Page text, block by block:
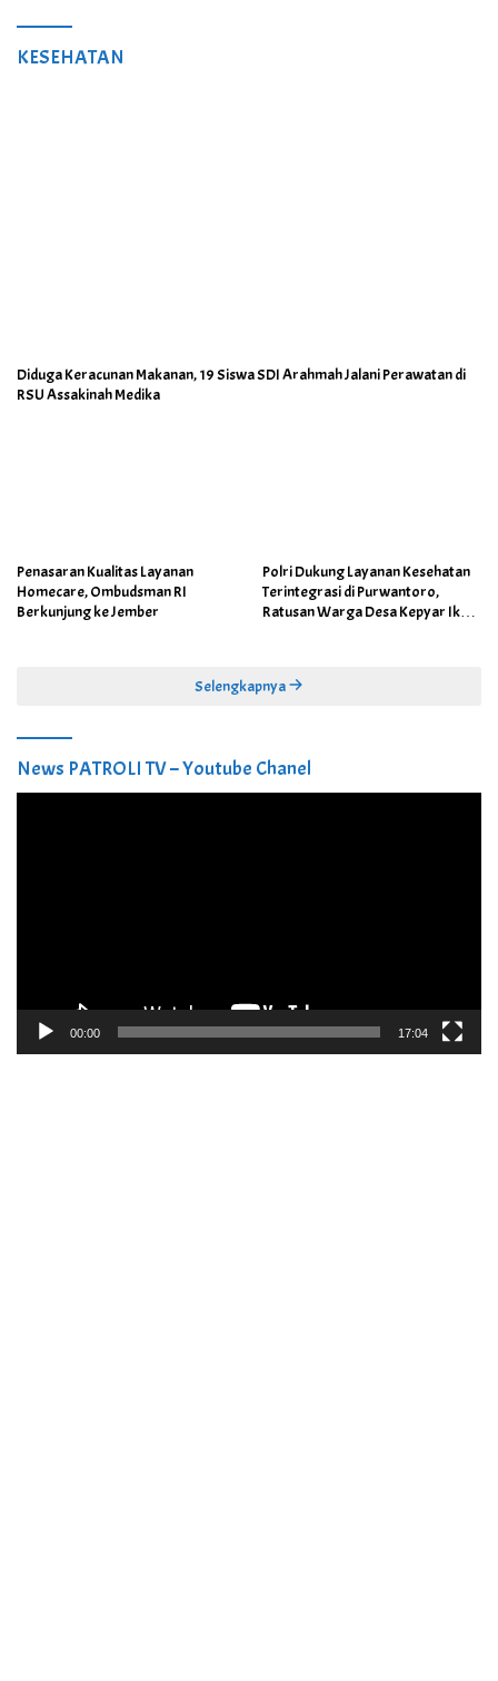
KESEHATAN
Diduga Keracunan Makanan, 19 Siswa SDI Arahmah Jalani Perawatan di
RSU Assakinah Medika
Penasaran Kualitas Layanan
Homecare, Ombudsman RI
Berkunjung ke Jember
Polri Dukung Layanan Kesehatan
Terintegrasi di Purwantoro,
Ratusan Warga Desa Kepyar Ikuti
Selengkapnya
News PATROLI TV – Youtube Chanel
00:00 17:04